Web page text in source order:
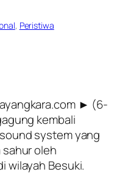
, Peristiwa
► (6-
kembali
system yang
oleh
wilayah Besuki.